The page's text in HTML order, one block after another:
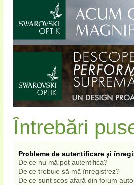
Întrebări
Probleme de autentificare şi
De ce nu mă pot autentifica?
De ce trebuie să mă înregistrez?
De ce sunt scos afară din forum